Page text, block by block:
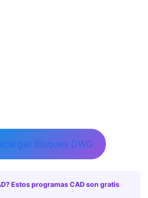
Bloques DWG
Estos programas CAD son gratis